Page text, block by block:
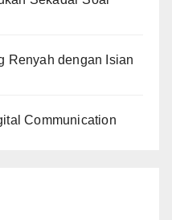
Renyah dengan Isian
Communication